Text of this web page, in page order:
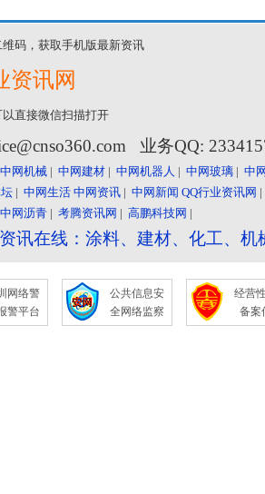
维码，获取手机版最新资讯
资讯网
以直接微信扫描打开
业务QQ:
中网机械 | 中网建材 | 中网机器人 | 中网玻璃 | 中
| 中网生活 中网资讯 | 中网新闻 QQ行业资讯网
中网沥青 | 考腾资讯网 | 高鹏科技网 |
讯在线：涂料、建材、化工、
网络警
警平台
公共信息安
全网络监察
经营
备案